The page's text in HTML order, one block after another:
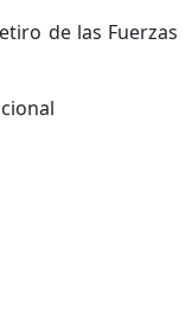
de las Fuerzas